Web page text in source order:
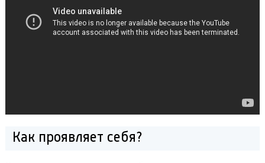
Как проявляет себя?